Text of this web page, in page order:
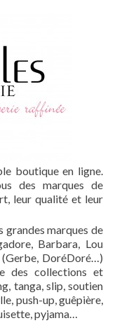
boutique en ligne.
des marques de
leur qualité et leur
grandes marques de
Barbara, Lou
(Gerbe, DoréDoré…)
des collections et
tanga, slip, soutien
push-up, guêpière,
pyjama…